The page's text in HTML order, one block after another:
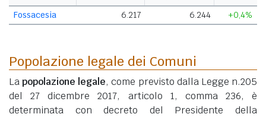
Fossacesia
6.217 6.244 +0,4%
Popolazione legale dei Comuni
Lapopolazione legale, come previsto dalla Legge n.205
del 27 dicembre 2017, articolo 1, comma 236, è
determinata con decreto del Presidente della